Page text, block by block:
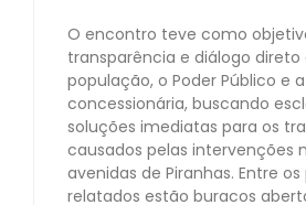
O encontro teve como
transparência e diálogo direto
população, o Poder Público e
concessionária, buscando
soluções imediatas para os
causados pelas intervenções
avenidas de Piranhas. Entre
relatados estão buracos